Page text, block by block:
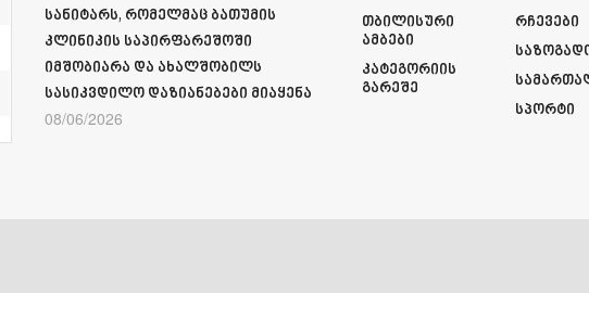
სანიტარს, რომელმაც ბათუმის
კლინიკის საპირფარეშოში
იმშობიარა და ახალშობილს
სასიკვდილო დაზიანებები მიაყენა
08/06/2026
Თბილისური
Ამბები
Კატეგორიის
Გარეშე
Რჩევები
Სპორტი